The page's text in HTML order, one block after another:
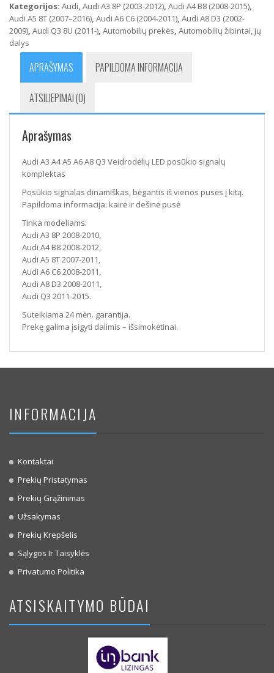
A6
A8
Q3
Veidrodėlių
posūkio
signalų
komplektas
Kategorijos: Audi, Audi A3 8P (2003-2012), Audi A4 B8 (2008-2015),
Audi A5 8T (2007–2016), Audi A6 C6 (2004-2011), Audi A8 D3 (2002-
2009), Audi Q3 8U (2011-), Automobilių prekės, Automobilių žibintai, jų
dalys
APRAŠYMAS PAPILDOMA INFORMACIJA
ATSILIEPIMAI (0)
Aprašymas
Audi A3 A4 A5 A6 A8 Q3 Veidrodėlių LED posūkio signalų
komplektas
Posūkio signalas dinamiškas, bėgantis iš vienos pusės į kitą.
Papildoma informacija: kairė ir dešinė pusė
Tinka modeliams:
Audi A3 8P 2008-2010,
Audi A4 B8 2008-2012,
Audi A5 8T 2007-2011,
Audi A6 C6 2008-2011,
Audi A8 D3 2008-2011,
Audi Q3 2011-2015.
Suteikiama 24 mėn. garantija.
Prekę galima įsigyti dalimis – išsimokėtinai.
INFORMACIJA
Kontaktai
Prekių Pristatymas
Prekių Grąžinimas
Užsakymas
Prekių Krepšelis
Sąlygos Ir Taisyklės
Privatumo Politika
ATSISKAITYMO BŪDAI